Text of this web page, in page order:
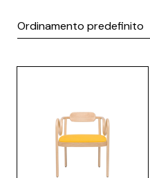
Ordinamento predefinito